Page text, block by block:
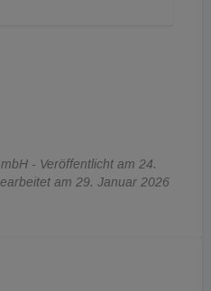
- Veröffentlicht am 24.
am 29. Januar 2026